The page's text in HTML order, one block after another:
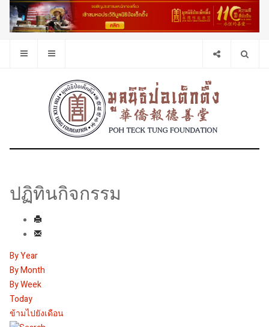
ปฏิทินกิจกรรม
By Year
By Month
By Week
Today
ข้ามไปยังเดือน